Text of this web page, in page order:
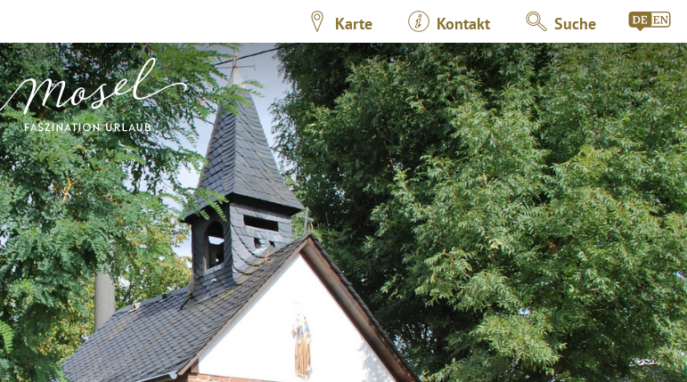
Karte Kontakt Suche